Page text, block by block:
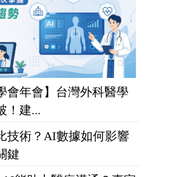
會年會】台灣外科醫學
！建...
技術？AI數據如何影響
鍵